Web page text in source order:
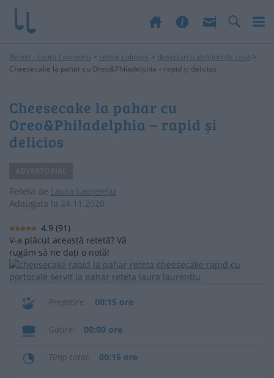
Rețete - Laura Laurențiu > retete culinare > deserturi si dulciuri de casa >
Cheesecake la pahar cu Oreo&Philadelphia – rapid și delicios
Cheesecake la pahar cu
Oreo&Philadelphia – rapid și
delicios
Reteta de Laura Laurențiu
Adaugata la 24.11.2020
4.9 (91 )
V-a plăcut această retetă? Vă
rugăm să ne dați o notă!
Pregatire 00:15 ore
Gatire 00:00 ore
Timp total 00:15 ore